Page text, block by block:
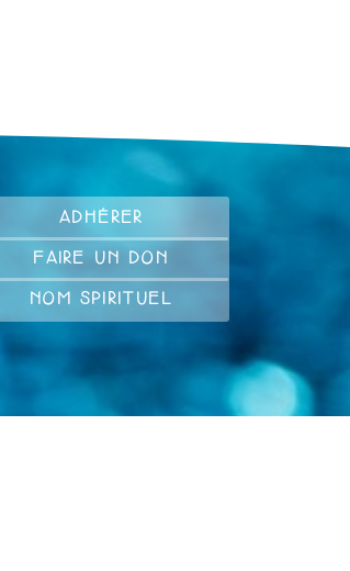
ADHÉRER
FAIRE UN DON
NOM SPIRITUEL